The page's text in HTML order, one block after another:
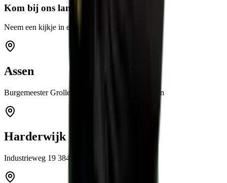
Kom bij ons langs
Neem een kijkje in een van onze showrooms
Assen
Burgemeester Grollemanweg 12a 9405 TN Assen
Harderwijk
Industrieweg 19 3846 BB Harderwijk